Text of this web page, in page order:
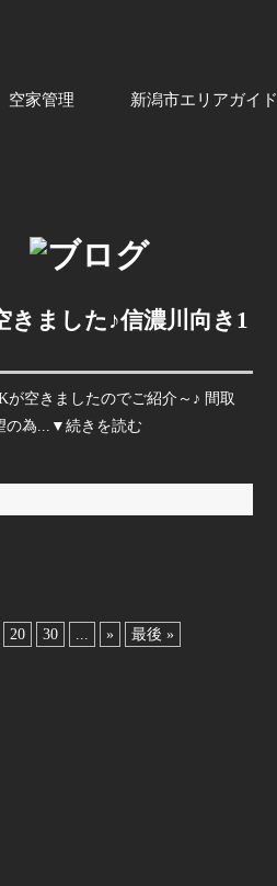
空家管理 新潟市エリアガイド
ました♪信濃川向き1
空きましたのでご紹介～♪ 間取
の為... ▼続きを読む
20 30 ... » 最後 »